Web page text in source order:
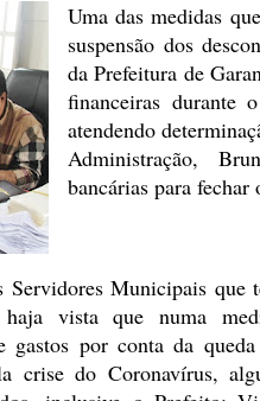
Uma das medidas
suspensão dos
da Prefeitura de
financeiras durante
atendendo
Administração,
bancárias para fechar
Servidores Municipais que
vista que numa
gastos por conta da
crise do Coronavírus,